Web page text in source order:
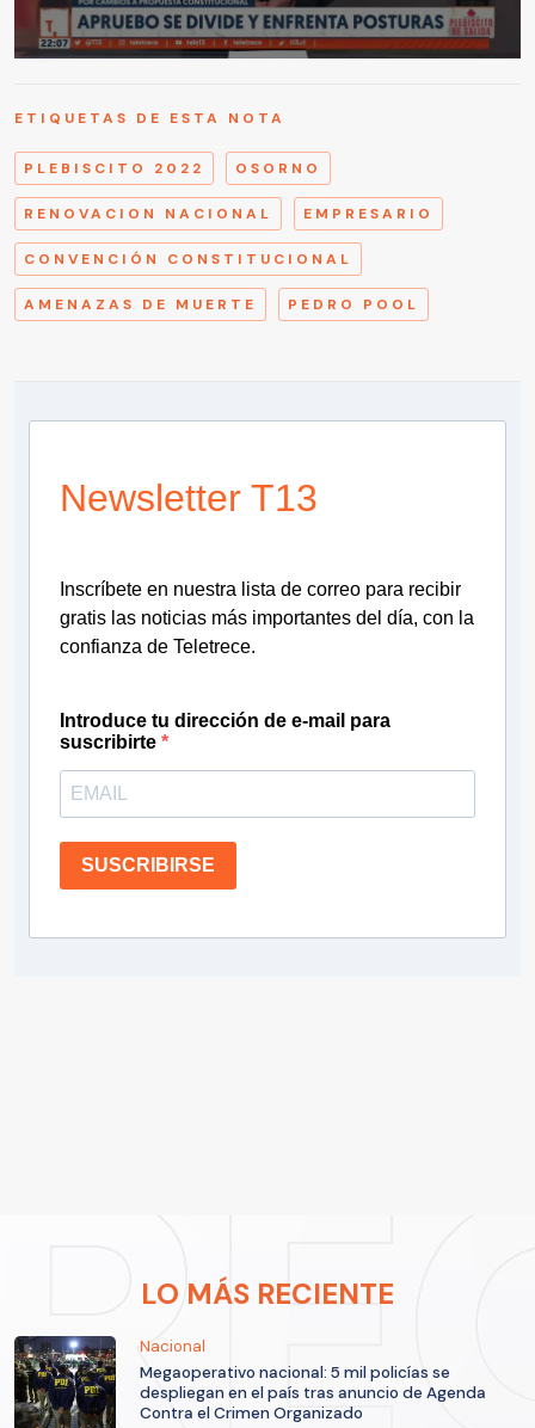
ETIQUETAS DE ESTA NOTA
PLEBISCITO 2022 OSORNO
RENOVACION NACIONAL EMPRESARIO
CONVENCIÓN CONSTITUCIONAL
AMENAZAS DE MUERTE PEDRO POOL
Newsletter T13
Inscríbete en nuestra lista de correo para recibir
gratis las noticias más importantes del día, con la
confianza de Teletrece.
Introduce tu dirección de e-mail para
suscribirte
SUSCRIBIRSE
LO MÁS RECIENTE
Nacional
Megaoperativo nacional: 5 mil policías se
despliegan en el país tras anuncio de Agenda
Contra el Crimen Organizado